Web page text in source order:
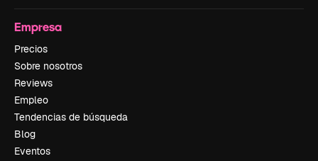
Empresa
Precios
Sobre nosotros
Reviews
Empleo
Tendencias de búsqueda
Blog
Eventos